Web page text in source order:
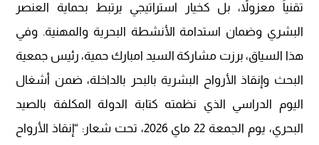
تقنياً معزولاً، بل كخيار استراتيجي يرتبط بحماية العنصر
البشري وضمان استدامة الأنشطة البحرية والمهنية. وفي
هذا السياق، برزت مشاركة السيد امبارك حمية، رئيس جمعية
البحث وإنقاذ الأرواح البشرية بالبحر بالداخلة، ضمن أشغال
اليوم الدراسي الذي نظمته كتابة الدولة المكلفة بالصيد
البحري، يوم الجمعة 22 ماي 2026، تحت شعار: “إنقاذ الأرواح